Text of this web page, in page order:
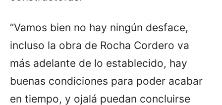
“Vamos bien no hay ningún desface,
incluso la obra de Rocha Cordero va
más adelante de lo establecido, hay
buenas condiciones para poder acabar
en tiempo, y ojalá puedan concluirse